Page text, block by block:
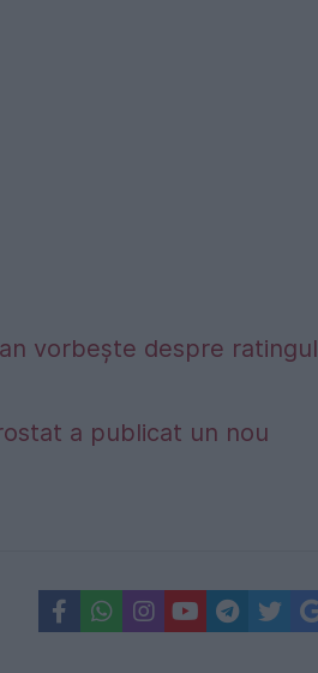
vorbește despre ratingul
a publicat un nou